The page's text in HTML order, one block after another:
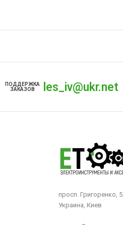
ПОДДЕРЖКА
ЗАКАЗОВ
les_iv@ukr.net
просп. Григоренко,
Украина, Киев